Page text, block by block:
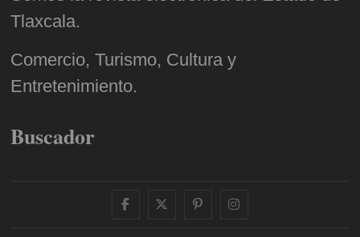
Tlaxcala.
Comercio, Turismo, Cultura y
Entretenimiento.
Buscador
facebooktwitter
pinterestinstagram